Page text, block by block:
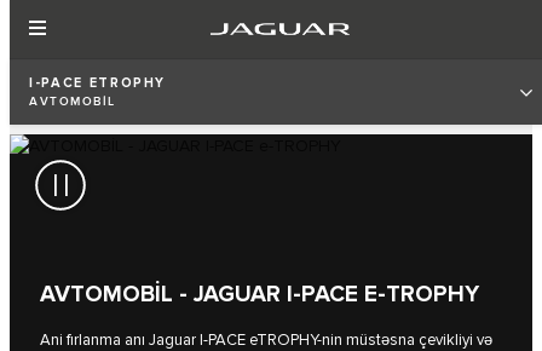
I‑PACE ETROPHY
AVTOMOBİL
AVTOMOBİL - JAGUAR I-PACE E-TROPHY
Ani fırlanma anı Jaguar I‑PACE eTROPHY-nin müstəsna çevikliyi və